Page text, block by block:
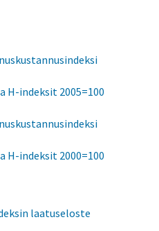
H-indeksit 2005=100
H-indeksit 2000=100
laatuseloste